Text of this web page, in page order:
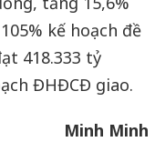
kế hoạch đề
418.333 tỷ
ĐHĐCĐ giao.
Minh Minh